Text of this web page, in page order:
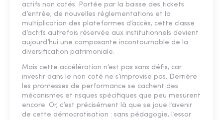
actifs non cotés. Portée par la baisse des tickets
d’entrée, de nouvelles réglementations et la
multiplication des plateformes d’accès, cette classe
d’actifs autrefois réservée aux institutionnels devient
aujourd’hui une composante incontournable de la
diversification patrimoniale.
Mais cette accélération n’est pas sans défis, car
investir dans le non coté ne s’improvise pas. Derrière
les promesses de performance se cachent des
mécanismes et risques spécifiques que peu mesurent
encore. Or, c’est précisément là que se joue l’avenir
de cette démocratisation : sans pédagogie, l’essor